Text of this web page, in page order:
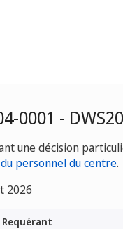
0001 -
une décision
personnel du centre.
2026
Requérant